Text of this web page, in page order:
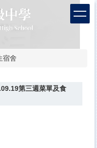
宿舍
第三週菜單及食